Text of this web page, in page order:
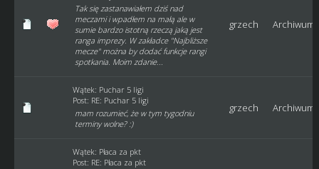
Tak się zastanawiałem dziś nad
meczami i wpadłem na małą ale w
sumie bardzo istotną rzeczą jaką jest
ranga imprezy. W zakładce "Najbliższe
mecze" można by dodać funkcje rangi
spotkania. Moim zdanie...
grzech Archiwum
Wątek: Puchar 5 ligi
Post: RE: Puchar 5 ligi
mam rozumieć, że w tym tygodniu
terminy wolne? :)
grzech Archiwum
Wątek: Płaca za pkt
Post: RE: Płaca za pkt